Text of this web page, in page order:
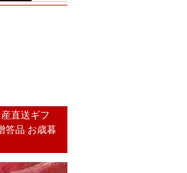
直送ギフ
答品 お歳暮